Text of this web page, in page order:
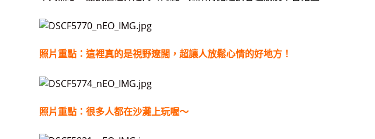
照片重點：這裡真的是視野遼闊，超讓人放鬆心情的好地方！
照片重點：很多人都在沙灘上玩喔～